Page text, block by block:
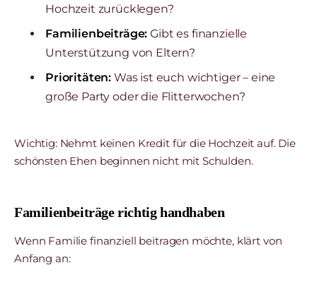
Hochzeit zurücklegen?
Familienbeiträge: Gibt es finanzielle
Unterstützung von Eltern?
Prioritäten: Was ist euch wichtiger – eine
große Party oder die Flitterwochen?
Wichtig: Nehmt keinen Kredit für die Hochzeit auf. Die
schönsten Ehen beginnen nicht mit Schulden.
Familienbeiträge richtig handhaben
Wenn Familie finanziell beitragen möchte, klärt von
Anfang an: